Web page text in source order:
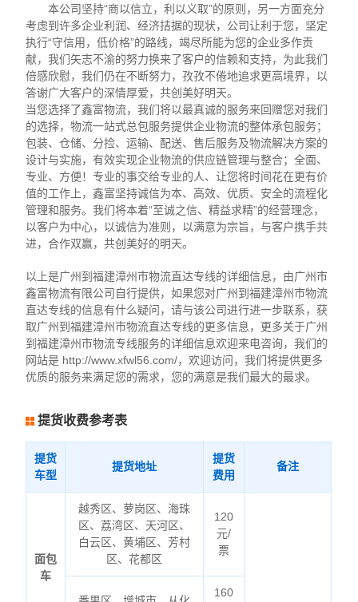
本公司坚持“商以信立，利以义取”的原则，另一方面充分
考虑到许多企业利润、经济拮据的现状，公司让利于您，坚定
执行“守信用，低价格”的路线，竭尽所能为您的企业多作贡
献，我们矢志不渝的努力换来了客户的信赖和支持，为此我们
倍感欣慰，我们仍在不断努力，孜孜不倦地追求更高境界，以
答谢广大客户的深情厚爱，共创美好明天。
当您选择了鑫富物流，我们将以最真诚的服务来回赠您对我们
的选择，物流一站式总包服务提供企业物流的整体承包服务；
包装、仓储、分捡、运输、配送、售后服务及物流解决方案的
设计与实施，有效实现企业物流的供应链管理与整合；全面、
专业、方便！专业的事交给专业的人、让您将时间花在更有价
值的工作上，鑫富坚持诚信为本、高效、优质、安全的流程化
管理和服务。我们将本着“至诚之信、精益求精”的经营理念，
以客户为中心，以诚信为准则，以满意为宗旨，与客户携手共
进，合作双赢，共创美好的明天。
以上是广州到福建漳州市物流直达专线的详细信息，由广州市
鑫富物流有限公司自行提供，如果您对广州到福建漳州市物流
直达专线的信息有什么疑问，请与该公司进行进一步联系，获
取广州到福建漳州市物流直达专线的更多信息，更多关于广州
到福建漳州市物流专线服务的详细信息欢迎来电咨询，我们的
网站是 http://www.xfwl56.com/，欢迎访问，我们将提供更多
优质的服务来满足您的需求，您的满意是我们最大的最求。
提货收费参考表
提货
车型
提货地址
提货
费用
备注
面包
车
越秀区、萝岗区、海珠
区、荔湾区、天河区、
白云区、黄埔区、芳村
区、花都区
120
元/
票
160